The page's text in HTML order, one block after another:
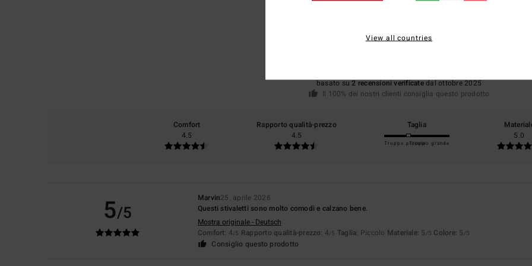
5.0/5
basato su2 recensioni verificatedal ottobre 2025
Il 100% dei nostri clienti consiglia questo prodotto
Comfort
4.5
Rapporto qualità-prezzo
4.5
Taglia
Troppo piccoloTroppo grande
5.0
5/5
Marvin25. aprile 2026
Questi stivaletti sono molto comodi e calzano bene.
Mostra originale - Deutsch
Comfort: 4/5 Rapporto qualità-prezzo: 4/5 Taglia: Piccolo Materiale: 5 /5 Colore: 5 /5
Consiglio questo prodotto
View all countries